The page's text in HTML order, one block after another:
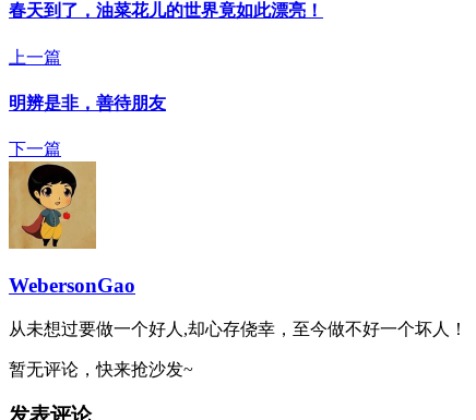
春天到了，油菜花儿的世界竟如此漂亮！
上一篇
明辨是非，善待朋友
下一篇
WebersonGao
从未想过要做一个好人,却心存侥幸，至今做不好一个坏人！
暂无评论，快来抢沙发~
发表评论